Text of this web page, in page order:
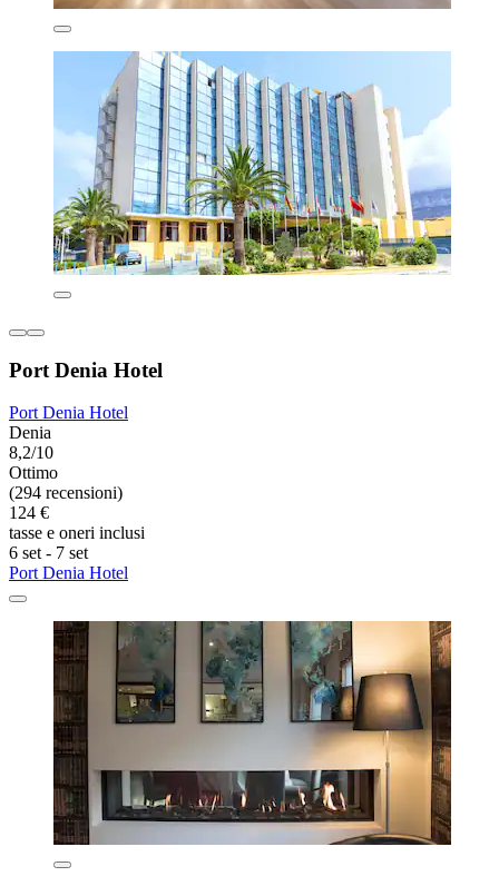
Port Denia Hotel
Port Denia Hotel
Denia
8,2/10
Ottimo
(294 recensioni)
124 €
tasse e oneri inclusi
6 set - 7 set
Port Denia Hotel